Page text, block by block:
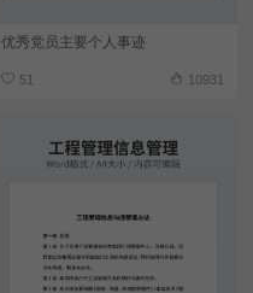
优秀党员主要个人事迹
51 10931